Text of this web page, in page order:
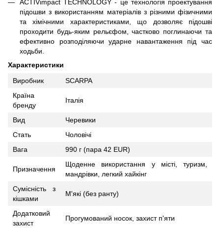
ACTIVimpact TECHNOLOGY - це технологія проектування
підошви з використанням матеріалів з різними фізичними
та хімічними характеристиками, що дозволяє підошві
проходити будь-яким рельєфом, частково поглинаючи та
ефективно розподіляючи ударне навантаження під час
ходьби.
Характеристики
Виробник
SCARPA
Країна
бренду
Італія
Вид
Черевики
Стать
Чоловічі
Вага
990 г (пара 42 EUR)
Призначення
Щоденне використання у місті, туризм,
мандрівки, легкий хайкінг
Сумісність з
кішками
М'які (без ранту)
Додатковий
захист
Прогумований носок, захист п'яти